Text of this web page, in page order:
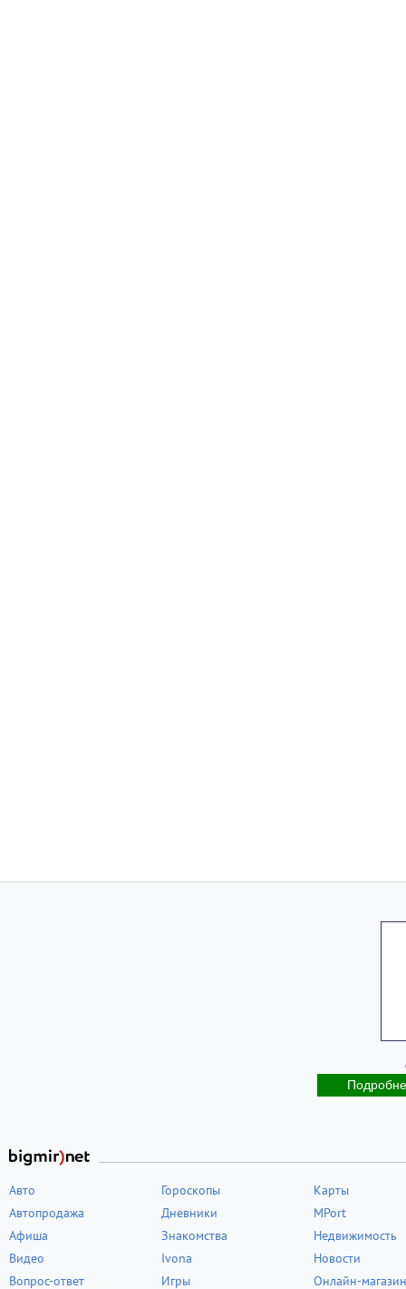
Авто
Автопродажа
Афиша
Видео
Вопрос-ответ
Гороскопы
Дневники
Знакомства
Ivona
Игры
Карты
MPort
Недвижимость
Новости
Онлайн-магазин